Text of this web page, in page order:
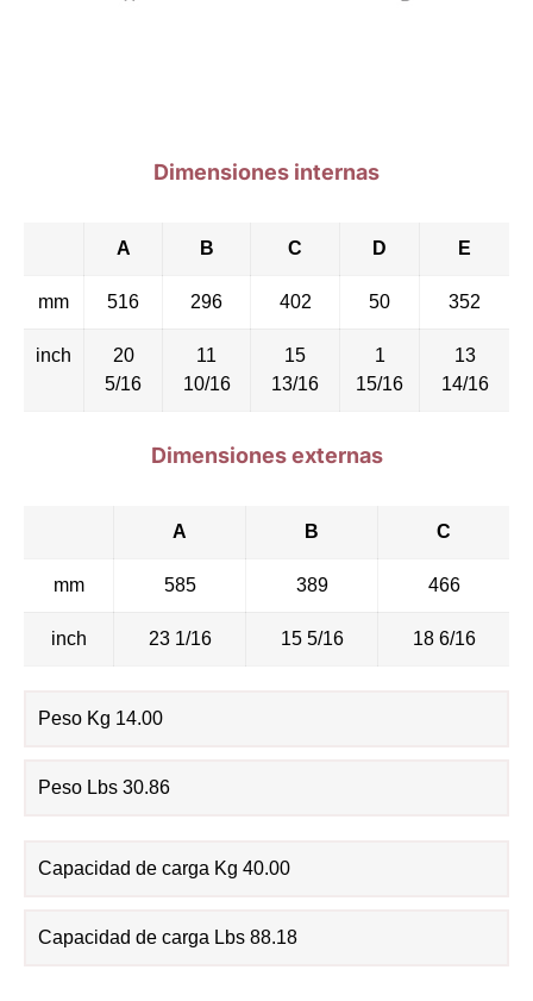
Dimensiones internas
A B C D E
mm 516 296 402 50 352
inch
20
5/16
11
10/16
15
13/16
1
15/16
13
14/16
Dimensiones externas
A B C
mm 585 389 466
inch 23 1/16 15 5/16 18 6/16
Peso Kg 14.00
Peso Lbs 30.86
Capacidad de carga Kg 40.00
Capacidad de carga Lbs 88.18